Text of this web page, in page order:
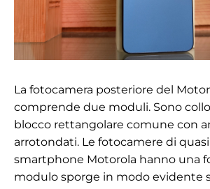
La fotocamera posteriore del
comprende due moduli. Sono
blocco rettangolare comune con
arrotondati. Le fotocamere di
smartphone Motorola hanno una
modulo sporge in modo evidente